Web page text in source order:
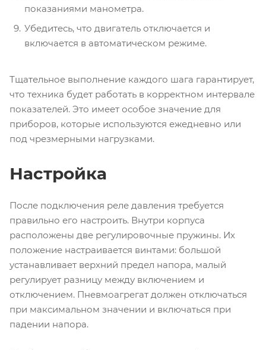
показаниями манометра.
Убедитесь, что двигатель отключается и
включается в автоматическом режиме.
Тщательное выполнение каждого шага гарантирует,
что техника будет работать в корректном интервале
показателей. Это имеет особое значение для
приборов, которые используются ежедневно или
под чрезмерными нагрузками.
Настройка
После подключения реле давления требуется
правильно его настроить. Внутри корпуса
расположены две регулировочные пружины. Их
положение настраивается винтами: большой
устанавливает верхний предел напора, малый
регулирует разницу между включением и
отключением. Пневмоагрегат должен отключаться
при максимальном значении и включаться при
падении напора.